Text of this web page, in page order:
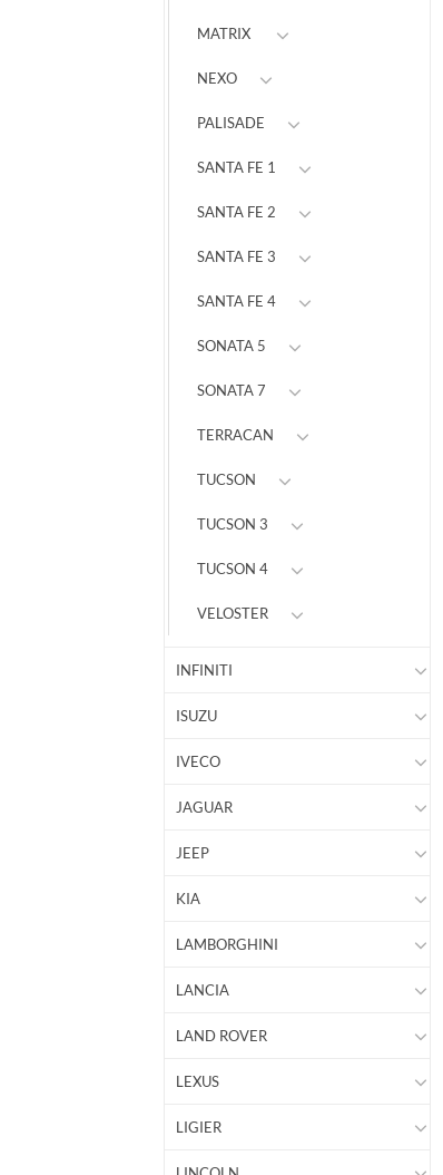
MATRIX
NEXO
PALISADE
SANTA FE 1
SANTA FE 2
SANTA FE 3
SANTA FE 4
SONATA 5
SONATA 7
TERRACAN
TUCSON
TUCSON 3
TUCSON 4
VELOSTER
INFINITI
ISUZU
IVECO
JAGUAR
JEEP
KIA
LAMBORGHINI
LANCIA
LAND ROVER
LEXUS
LIGIER